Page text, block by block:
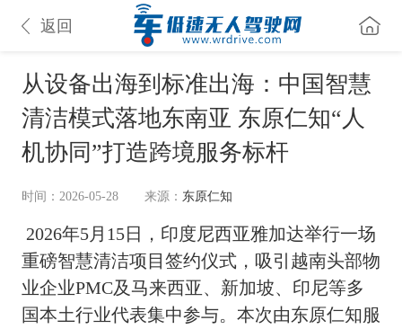
返回
从设备出海到标准出海：中国智慧
清洁模式落地东南亚 东原仁知“人
机协同”打造跨境服务标杆
时间：2026-05-28 来源： 东原仁知
2026年5月15日，印度尼西亚雅加达举行一场
重磅智慧清洁项目签约仪式，吸引越南头部物
业企业PMC及马来西亚、新加坡、印尼等多
国本土行业代表集中参与。本次由东原仁知服